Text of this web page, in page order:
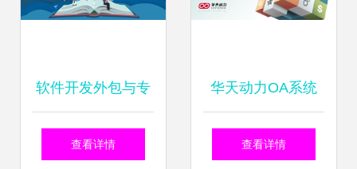
软件开发外包与专
业软件产品的核心
查看详情
华天动力OA系统
源于沟通，不止
查看详情